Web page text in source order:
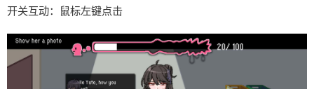
开关互动：鼠标左键点击